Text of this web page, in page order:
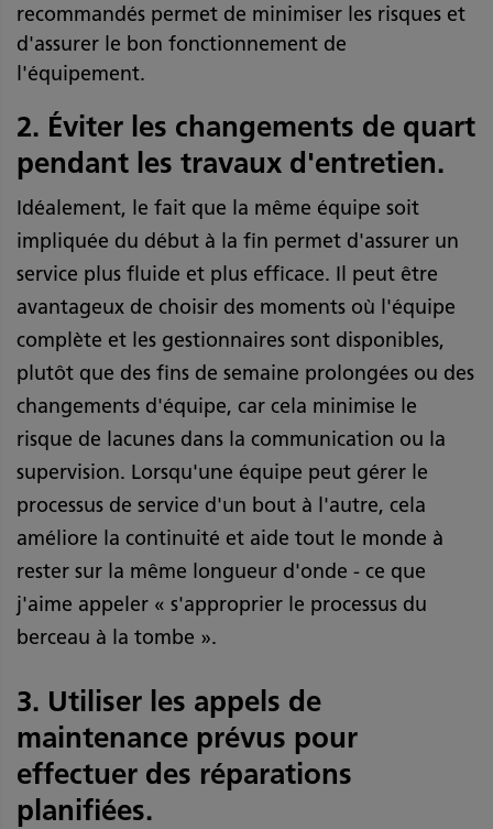
recommandés permet de minimiser les risques et
d'assurer le bon fonctionnement de
l'équipement.
2. Éviter les changements de quart
pendant les travaux d'entretien.
Idéalement, le fait que la même équipe soit
impliquée du début à la fin permet d'assurer un
service plus fluide et plus efficace. Il peut être
avantageux de choisir des moments où l'équipe
complète et les gestionnaires sont disponibles,
plutôt que des fins de semaine prolongées ou des
changements d'équipe, car cela minimise le
risque de lacunes dans la communication ou la
supervision. Lorsqu'une équipe peut gérer le
processus de service d'un bout à l'autre, cela
améliore la continuité et aide tout le monde à
rester sur la même longueur d'onde - ce que
j'aime appeler « s'approprier le processus du
berceau à la tombe ».
3. Utiliser les appels de
maintenance prévus pour
effectuer des réparations
planifiées.